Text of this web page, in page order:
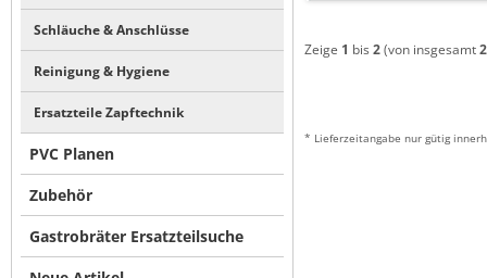
Zeige 1 bis 2(von insgesamt2
* Lieferzeitangabe nur gütig
Schläuche & Anschlüsse
Reinigung & Hygiene
Ersatzteile Zapftechnik
PVC Planen
Zubehör
Gastrobräter Ersatzteilsuche